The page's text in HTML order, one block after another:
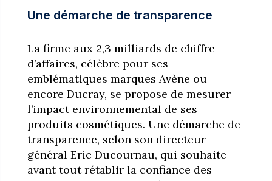
Une démarche de transparence
La firme aux 2,3 milliards de chiffre
d’affaires, célèbre pour ses
emblématiques marques Avène ou
encore Ducray, se propose de mesurer
l’impact environnemental de ses
produits cosmétiques. Une démarche de
transparence, selon son directeur
général Eric Ducournau, qui souhaite
avant tout rétablir la confiance des